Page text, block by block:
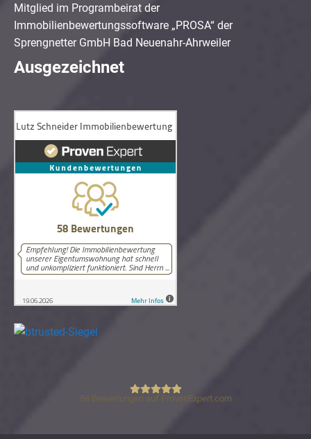
Mitglied im Programbeirat der
Immobilienbewertungssoftware „PROSA“ der
Sprengnetter GmbH Bad Neuenahr-Ahrweiler
Ausgezeichnet
Lutz Schneider Immobilienbewertung
58 Bewertungen auf ProvenExpert.com